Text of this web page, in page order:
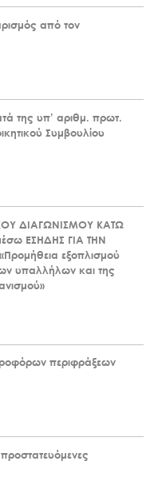
από τον
της υπ’ αριθμ. πρωτ.
Συμβουλίου
ΔΙΑΓΩΝΙΣΜΟΥ ΚΑΤΩ
ΕΣΗΔΗΣ ΓΙΑ ΤΗΝ
εξοπλισμού
υπαλλήλων και της
περιφράξεων